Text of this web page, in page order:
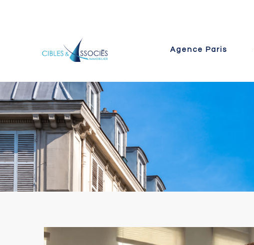
Agence Paris
Paris